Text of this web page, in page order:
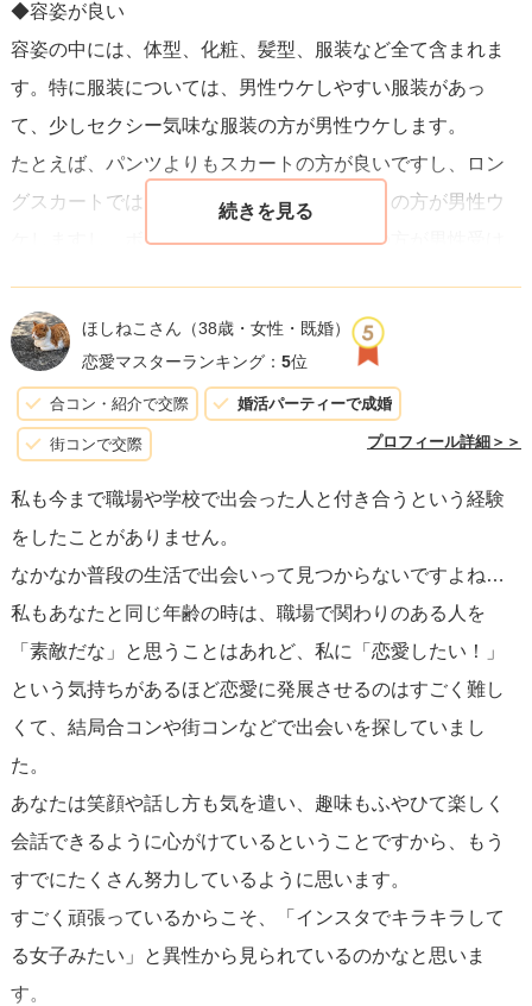
切です。すぐに結果を求めず、自分のペースで大切な人間
関係を築いていくことが、健全で幸福感のある恋愛につな
がるでしょう。焦らず、自分の生活の質を高めることを目
的に、小さな一歩を積み重ねていきましょう。時間がかか
るかもしれませんが、その過程で学ぶことや得られるもの
は必ずあなたの人生を豊かにしてくれます。
◆容姿が良い
容姿の中には、体型、化粧、髪型、服装など全て含まれま
す。特に服装については、男性ウケしやすい服装があっ
て、少しセクシー気味な服装の方が男性ウケします。
たとえば、パンツよりもスカートの方が良いですし、ロン
グスカートではなくて膝上くらいのスカートの方が男性ウ
ケしますし、ボディーラインが見える服装の方が男性受け
たり、極端に短いスカートだったりすると、軽い女性だと
思われてしまい、体目的の男性が近寄ってきますので、注
意が必要です。
体型は、痩せ過ぎず太過ぎずで、やや細めの女性が一番モ
テます。化粧、髪型についても、ぜひネットで男性ウケし
そうな化粧、髪型を調べてみてください。
◆性格が良さそう
性格が良さそう=笑顔が多い+聞き上手です。笑顔で、男性
の話を聞いてくれる女性はとてもモテます。男性は、自分
の良いところ（社内恋愛であれば特に仕事での活躍）を女
性に見せたいと思う人が多く、そのプライドを満たしてあ
げる（気持ちよく話させてあげる）女性はモテます。そし
て、適度に褒めてくれたらさらに男性の心を掴めます。
ぜひ、取り入れられそうなものから取り入れてみてくださ
い。
ほしねこさん （38歳・女性・既婚）
恋愛マスターランキング： 5位
合コン・紹介で交際 婚活パーティーで成婚
街コンで交際 プロフィール詳細＞＞
私も今まで職場や学校で出会った人と付き合うという経験
をしたことがありません。
なかなか普段の生活で出会いって見つからないですよね…
私もあなたと同じ年齢の時は、職場で関わりのある人を
「素敵だな」と思うことはあれど、私に「恋愛したい！」
という気持ちがあるほど恋愛に発展させるのはすごく難し
くて、結局合コンや街コンなどで出会いを探していまし
た。
あなたは笑顔や話し方も気を遣い、趣味もふやひて楽しく
会話できるように心がけているということですから、もう
すでにたくさん努力しているように思います。
すごく頑張っているからこそ、「インスタでキラキラして
る女子みたい」と異性から見られているのかなと思いま
す。